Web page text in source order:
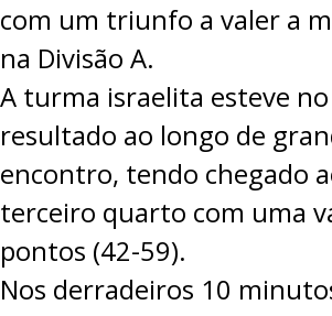
com um triunfo a valer a
na Divisão A.
A turma israelita esteve
resultado ao longo de
encontro, tendo chegado
terceiro quarto com uma
pontos (42-59).
Nos derradeiros 10